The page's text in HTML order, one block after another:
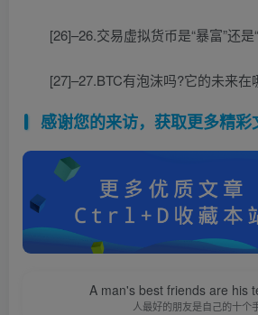
[26]–26.交易虚拟货币是“暴富”还是
[27]–27.BTC有泡沫吗?它的未来在
感谢您的来访，获取更多精彩
A man's best friends are his
人最好的朋友是自己的十个